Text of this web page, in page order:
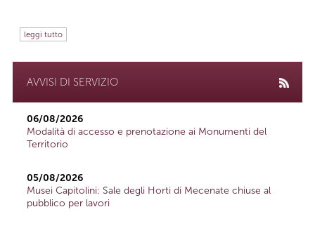
leggi tutto
AVVISI DI SERVIZIO
06/08/2026
Modalità di accesso e prenotazione ai Monumenti del
Territorio
05/08/2026
Musei Capitolini: Sale degli Horti di Mecenate chiuse al
pubblico per lavori